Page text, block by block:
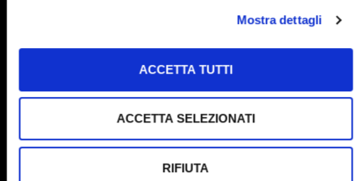
Mostra dettagli
ACCETTA TUTTI
ACCETTA SELEZIONATI
RIFIUTA
953
954
955
956 957 958
959
962 963
970
971 972 973
974
977